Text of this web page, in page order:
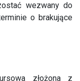
wezwany do
o brakujące
złożona z